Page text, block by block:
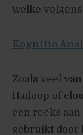
welke
Kognitio
Zoals veel
Hadoop of
een reeks
gebruikt door